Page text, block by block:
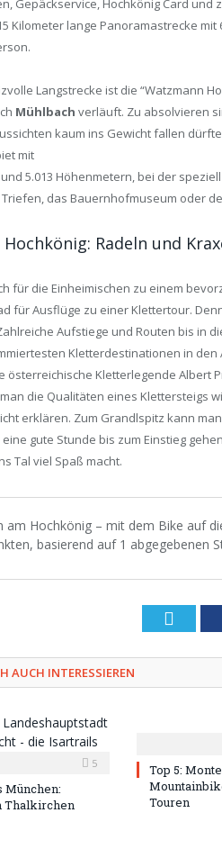
Gepäckservice, Hochkönig Card
Kilometer lange Panoramastrecke
Langstrecke ist die “Watzmann
Mühlbach verläuft. Zu absolvieren
kaum ins Gewicht fallen
mit
5.013 Höhenmetern, bei der
das Bauernhofmuseum oder
Radeln und
für die Einheimischen zu einem
für Ausflüge zu einer Klettertour.
Aufstiege und Routen bis in
Kletterdestinationen in
österreichische Kletterlegende Albert
die Qualitäten eines Klettersteigs
erklären. Zum Grandlspitz kann
gute Stunde bis zum Einstieg
Tal viel Spaß macht.
am Hochkönig – mit dem Bike auf
basierend auf 1 abgegebenen
AUCH INTERESSIEREN
5
München:
Thalkirchen
Top 5:
Touren